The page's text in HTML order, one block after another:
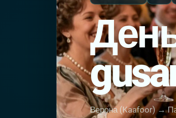
Верона (Kaafoor) →